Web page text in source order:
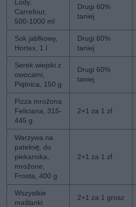
Lody,
Carrefour,
500-1000 ml
Drugi 60%
taniej
Sok jabłkowy,
Hortex, 1 l
Drugi 60%
taniej
Serek wiejski z
owocami,
Piątnica, 150 g
Drugi 60%
taniej
Pizza mrożona
Feliciana, 315-
445 g
2+1 za 1 zł
Warzywa na
patelnię, do
piekarnika,
mrożone,
Frosta, 400 g
2+1 za 1 zł
Wszystkie
maślanki
2+1 za 1 grosz